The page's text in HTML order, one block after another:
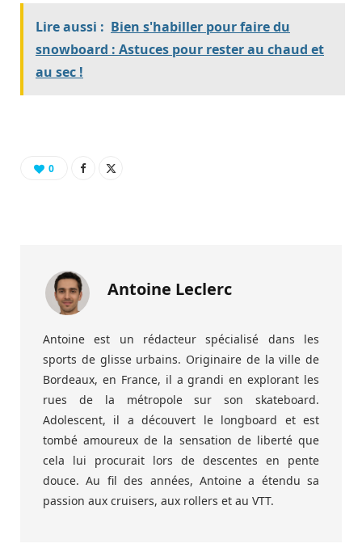
Lire aussi : Bien s'habiller pour faire du
snowboard : Astuces pour rester au chaud et
au sec !
0
Antoine Leclerc
Antoine est un rédacteur spécialisé dans les
sports de glisse urbains. Originaire de la ville de
Bordeaux, en France, il a grandi en explorant les
rues de la métropole sur son skateboard.
Adolescent, il a découvert le longboard et est
tombé amoureux de la sensation de liberté que
cela lui procurait lors de descentes en pente
douce. Au fil des années, Antoine a étendu sa
passion aux cruisers, aux rollers et au VTT.